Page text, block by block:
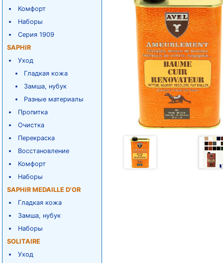
Комфорт
Наборы
Серия 1909
SAPHIR
Уход
Гладкая кожа
Замша, нубук
Разные материалы
Пропитка
Очистка
Перекраска
Восстановление
Комфорт
Наборы
SAPHIR MEDAILLE D'OR
Гладкая кожа
Замша, нубук
Наборы
SOLITAIRE
Уход